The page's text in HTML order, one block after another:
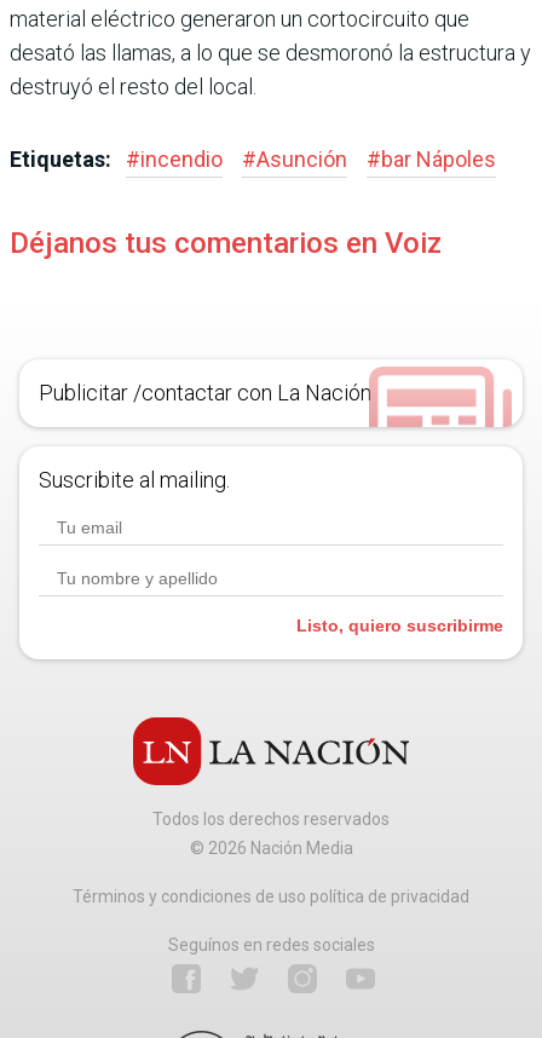
material eléctrico generaron un cortocircuito que
desató las llamas, a lo que se desmoronó la estructura y
destruyó el resto del local.
Etiquetas: #incendio #Asunción #bar Nápoles
Déjanos tus comentarios en Voiz
Publicitar /contactar con La Nación
Suscribite al mailing.
Listo, quiero suscribirme
Todos los derechos reservados
© 2026 Nación Media
Términos y condiciones de uso política de privacidad
Seguínos en redes sociales